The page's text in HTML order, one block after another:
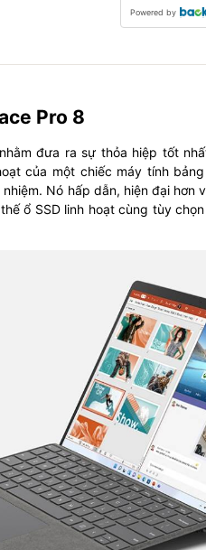
Powered by
Pro 8
đưa ra sự thỏa hiệp tốt
của một chiếc máy tính
Nó hấp dẫn, hiện đại hơn
ổ SSD linh hoạt cùng tùy